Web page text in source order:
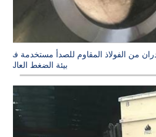
من الفولاذ المقاوم للصدأ مستخدمة في
بيئة الضغط العالي